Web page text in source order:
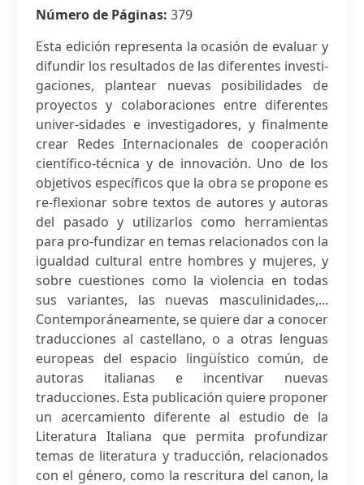
Número de Páginas: 379
Esta edición representa la ocasión de evaluar y
difundir los resultados de las diferentes investi-
gaciones, plantear nuevas posibilidades de
proyectos y colaboraciones entre diferentes
univer-sidades e investigadores, y finalmente
crear Redes Internacionales de cooperación
científico-técnica y de innovación. Uno de los
objetivos específicos que la obra se propone es
re-flexionar sobre textos de autores y autoras
del pasado y utilizarlos como herramientas
para pro-fundizar en temas relacionados con la
igualdad cultural entre hombres y mujeres, y
sobre cuestiones como la violencia en todas
sus variantes, las nuevas masculinidades,...
Contemporáneamente, se quiere dar a conocer
traducciones al castellano, o a otras lenguas
europeas del espacio lingüístico común, de
autoras italianas e incentivar nuevas
traducciones. Esta publicación quiere proponer
un acercamiento diferente al estudio de la
Literatura Italiana que permita profundizar
temas de literatura y traducción, relacionados
con el género, como la rescritura del canon, la